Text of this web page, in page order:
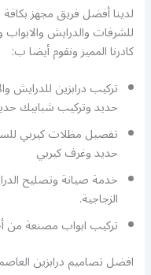
لدينا أفضل فريق مجهز
للشرفات والدرايش والابواب
كادرنا المميز ونقوم أيضا ب:
تركيب درابزين للدرايش
حديد وتركيب شبابيك
تفصيل مظلات كيربي
حديد وغرف كيربي
خدمة صيانة وتصليح
الزجاجية.
تركيب ابواب مصنعة من
افضل تصاميم درابزين